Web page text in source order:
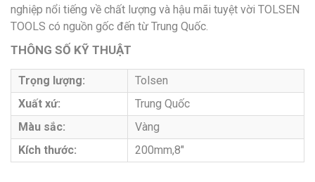
nghiệp nổi tiếng về chất lượng và hậu mãi tuyệt vời TOLSEN
TOOLS có nguồn gốc đến từ Trung Quốc.
THÔNG SỐ KỸ THUẬT
Trọng lượng:
Tolsen
Xuất xứ:
Trung Quốc
Màu sắc:
Vàng
Kích thước:
200mm,8″